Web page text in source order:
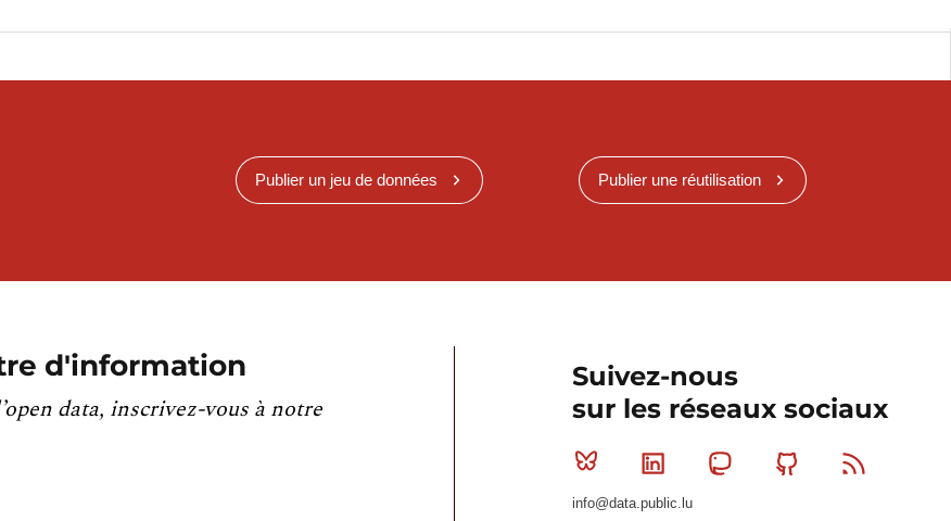
Publier un jeu de données Publier une réutilisation
d'information
data, inscrivez-vous à notre
Suivez-nous
sur les réseaux sociaux
Bluesky Linkedin MastodonGithub
info@data.public.lu